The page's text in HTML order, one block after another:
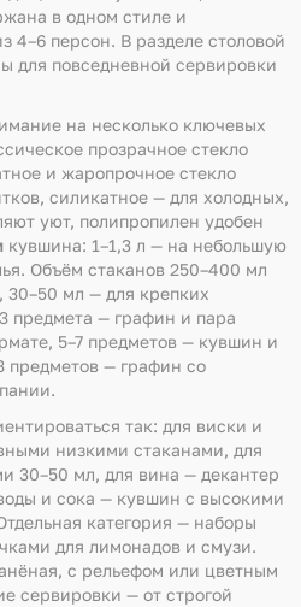
в одном стиле и
4–6 персон. В разделе столовой
для повседневной сервировки
на несколько ключевых
прозрачное стекло
и жаропрочное стекло
силикатное — для холодных,
уют, полипропилен удобен
кувшина: 1–1,3 л — на небольшую
Объём стаканов 250–400 мл
30–50 мл — для крепких
предмета — графин и пара
5–7 предметов — кувшин и
предметов — графин со
так: для виски и
низкими стаканами, для
30–50 мл, для вина — декантер
и сока — кувшин с высокими
категория — наборы
для лимонадов и смузи.
с рельефом или цветным
сервировки — от строгой